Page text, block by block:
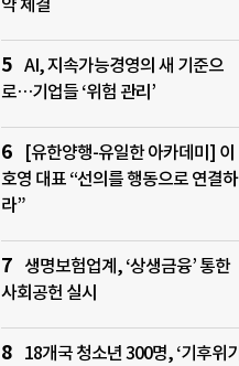
약 체결
AI, 지속가능경영의 새 기준으
로…기업들 ‘위험 관리’
[유한양행-유일한 아카데미] 이
호영 대표 “선의를 행동으로 연결하
라”
생명보험업계, ‘상생금융’ 통한
사회공헌 실시
18개국 청소년 300명, ‘기후위기